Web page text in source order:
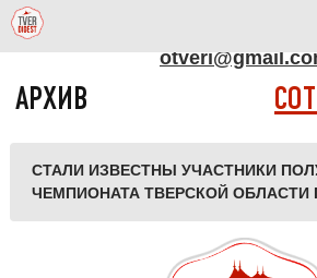
АРХИВ
СТАЛИ ИЗВЕСТНЫ УЧАСТНИКИ
ЧЕМПИОНАТА ТВЕРСКОЙ ОБЛАСТИ